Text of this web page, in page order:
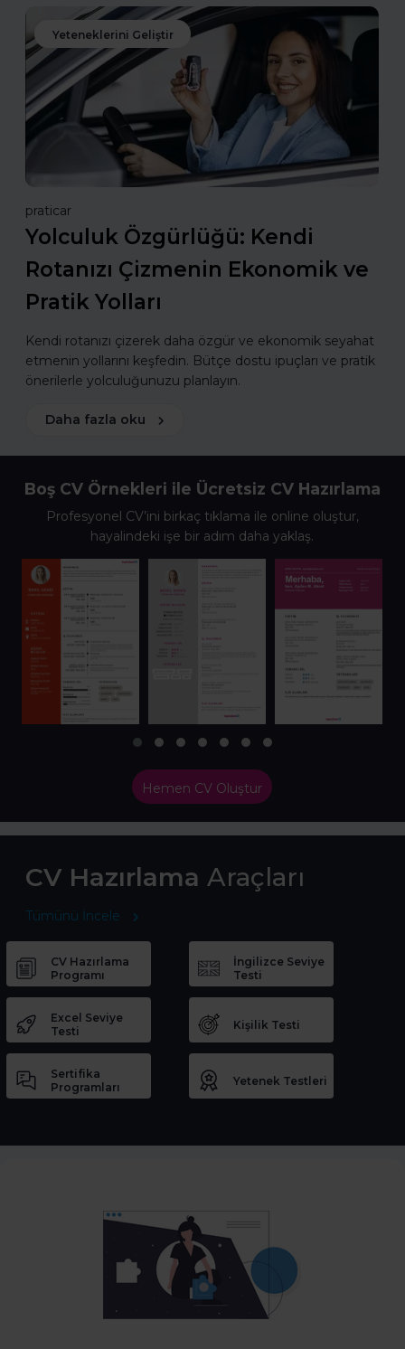
Yeteneklerini Geliştir
praticar
Yolculuk Özgürlüğü: Kendi
Rotanızı Çizmenin Ekonomik ve
Pratik Yolları
Kendi rotanızı çizerek daha özgür ve ekonomik seyahat
etmenin yollarını keşfedin. Bütçe dostu ipuçları ve pratik
önerilerle yolculuğunuzu planlayın.
Daha fazla oku
Boş CV Örnekleri ile Ücretsiz CV Hazırlama
Profesyonel CV’ini birkaç tıklama ile online oluştur,
hayalindeki işe bir adım daha yaklaş.
Hemen CV Oluştur
CV Hazırlama Araçları
Tümünü İncele
CV Hazırlama
Programı
İngilizce Seviye
Testi
Excel Seviye
Testi
Kişilik Testi
Sertifika
Programları
Yetenek Testleri